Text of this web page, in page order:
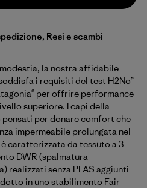
Resi e scambi
la nostra affidabile
i requisiti del test H2No™
per offrire performance
superiore. I capi della
per donare comfort che
impermeabile prolungata nel
caratterizzata da tessuto a 3
DWR (spalmatura
realizzati senza PFAS aggiunti
in uno stabilimento Fair